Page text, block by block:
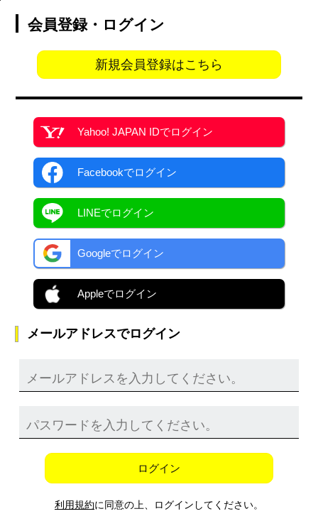
会員登録・ログイン
新規会員登録はこちら
Yahoo! JAPAN IDでログイン
Facebookでログイン
LINEでログイン
Googleでログイン
Appleでログイン
メールアドレスでログイン
ログイン
利用規約に同意の上、ログインしてください。